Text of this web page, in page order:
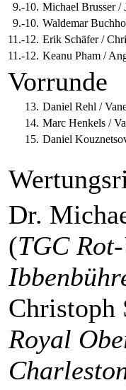
9.-10. Michael Brusser /
9.-10. Waldemar
11.-12. Erik Schäfer /
11.-12. Keanu Pham /
Vorrunde
13. Daniel Rehl /
14. Marc Henkels /
15. Daniel
Dr.
(TGC
Christoph
Royal